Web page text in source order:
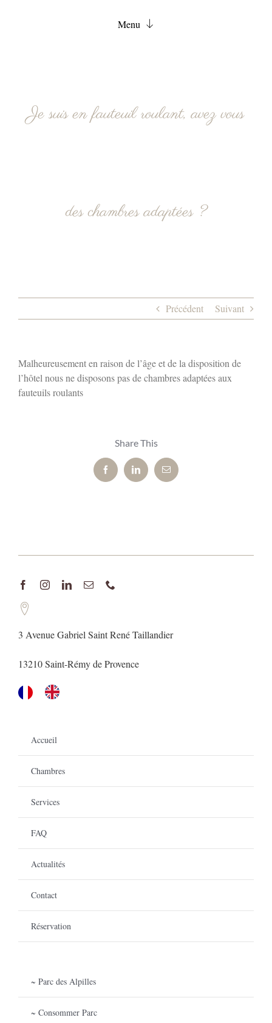
Menu
Je suis en fauteuil roulant, avez vous
des chambres adaptées ?
Précédent Suivant
Malheureusement en raison de l’âge et de la disposition de
l’hôtel nous ne disposons pas de chambres adaptées aux
fauteuils roulants
Share This
FacebookLinkedInEmail
3 Avenue Gabriel Saint René Taillandier
13210 Saint-Rémy de Provence
Accueil
Chambres
Services
FAQ
Actualités
Contact
Réservation
~ Parc des Alpilles
~ Consommer Parc